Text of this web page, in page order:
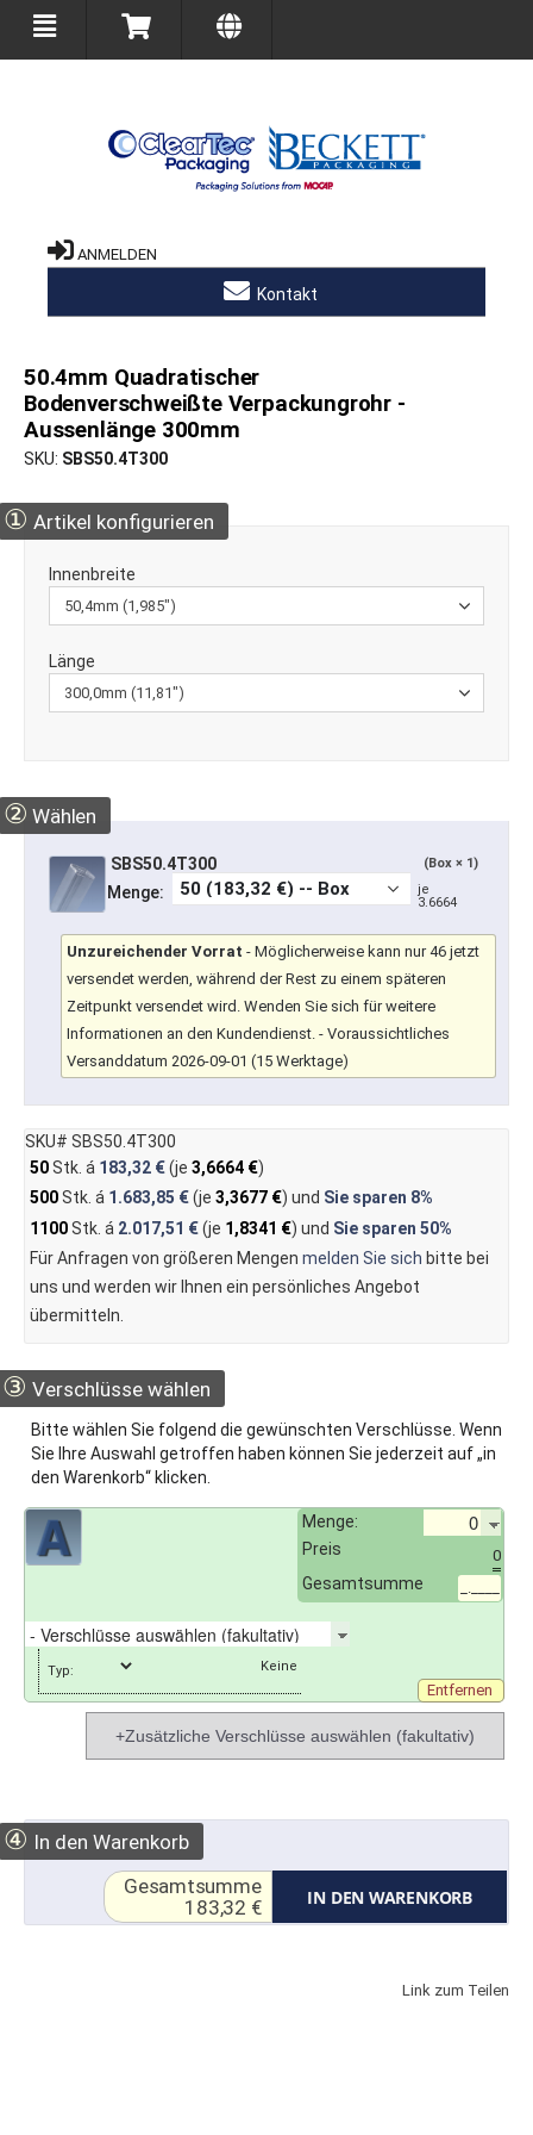
ANMELDEN
Kontakt
50.4mm Quadratischer
Bodenverschweißte Verpackungrohr -
Aussenlänge 300mm
SKU SBS50.4T300
① Artikel konfigurieren
Innen­breite
Länge
② Wählen
SBS50.4T300 (Box × 1)
Menge:
je
3.6664
Unzureichender Vorrat - Möglicherweise kann nur 46 jetzt
versendet werden, während der Rest zu einem späteren
Zeitpunkt versendet wird. Wenden Sie sich für weitere
Informationen an den Kundendienst. - Voraussichtliches
Versanddatum 2026-09-01 (15 Werktage)
SKU# SBS50.4T300
50Stk. á 183,32 €(je 3,6664 €)
500Stk. á 1.683,85 €(je 3,3677 €) und Sie sparen 8%
1100Stk. á 2.017,51 €(je 1,8341 €) und Sie sparen 50%
Für Anfragen von größeren Mengen melden Sie sich bitte bei
uns und werden wir Ihnen ein persönliches Angebot
übermitteln.
③ Verschlüsse wählen
Bitte wählen Sie folgend die gewünschten Verschlüsse. Wenn
Sie Ihre Auswahl getroffen haben können Sie jederzeit auf „in
den Warenkorb“ klicken.
Menge:
Preis
0
Gesamtsumme
Typ:
Entfernen
+Zusätzliche Verschlüsse auswählen (fakultativ)
④ In den Warenkorb
IN DEN WARENKORB
Gesamtsumme
183,32 €
Link zum Teilen